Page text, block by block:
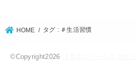
HOME タグ : ＃生活習慣
©Copyright2026